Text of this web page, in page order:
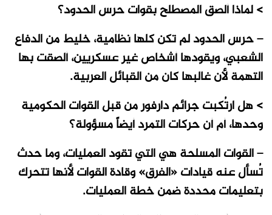
> لماذا ألصق المصطلح بقوات حرس الحدود؟
– حرس الحدود لم تكن كلها نظامية، خليط من الدفاع
الشعبي، ويقودها أشخاص غير عسكريين، ألصقت بها
التهمة لأن غالبها كان من القبائل العربية.
> هل ارتُكبت جرائم دارفور من قبل القوات الحكومية
وحدها، أم أن حركات التمرد أيضاً مسؤولة؟
– القوات المسلحة هي التي تقود العمليات، وما حدث
تُسأل عنه قيادات «الفرق» وقادة القوات لأنها تتحرك
بتعليمات محددة ضمن خطة العمليات.